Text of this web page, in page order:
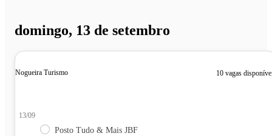
domingo, 13 de setembro
Nogueira Turismo 10 vagas
13/09
Posto Tudo & Mais JBF